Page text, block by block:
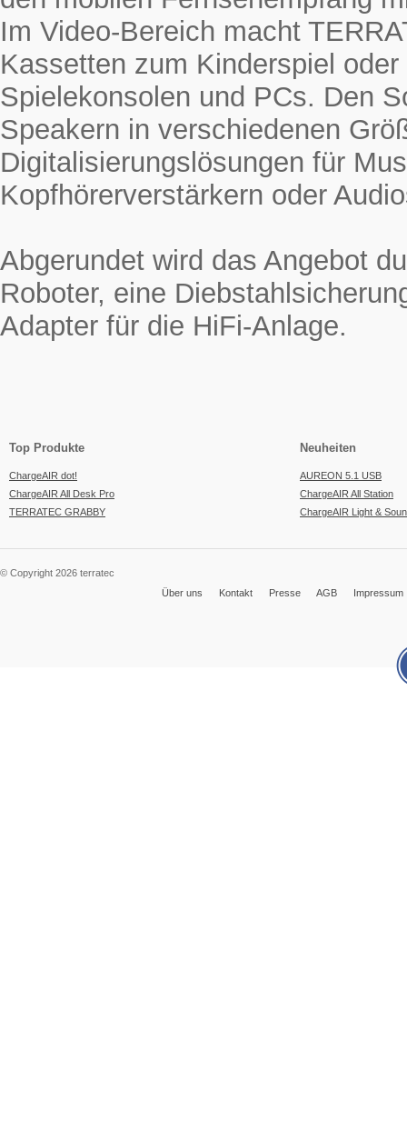
Im Video-Bereich macht
Kassetten zum Kinderspiel
Spielekonsolen und PCs. Den
Speakern in verschiedenen
Digitalisierungslösungen für
Kopfhörerverstärkern oder
Abgerundet wird das Angebot
Roboter, eine
Adapter für die HiFi-Anlage.
Top Produkte
ChargeAIR dot!
ChargeAIR All Desk Pro
TERRATEC GRABBY
Neuheiten
AUREON 5.1 USB
ChargeAIR All Station
ChargeAIR Light &
© Copyright 2026 terratec
Über uns
Kontakt Presse AGB Impressum